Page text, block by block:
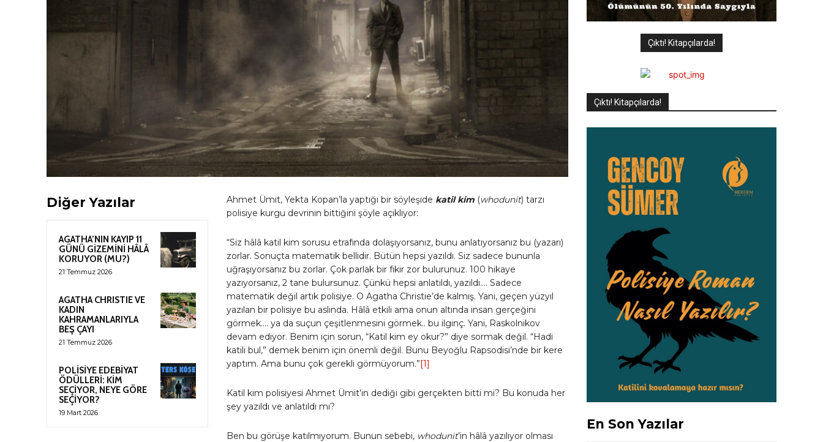
Diğer Yazılar
AGATHA’NIN KAYIP 11
GÜNÜ GİZEMİNİ HÂLÂ
KORUYOR (MU?)
21 Temmuz 2026
AGATHA CHRISTIE VE
KADIN
KAHRAMANLARIYLA
BEŞ ÇAYI
21 Temmuz 2026
POLİSİYE EDEBİYAT
ÖDÜLLERİ: KİM
SEÇİYOR, NEYE GÖRE
SEÇİYOR?
19 Mart 2026
Ahmet Ümit, Yekta Kopan’la yaptığı bir söyleşide katil kim(whodunit) tarzı
polisiye kurgu devrinin bittiğini şöyle açıklıyor:
“Siz hâlâ katil kim sorusu etrafında dolaşıyorsanız, bunu anlatıyorsanız bu (yazarı)
zorlar. Sonuçta matematik bellidir. Bütün hepsi yazıldı. Siz sadece bununla
uğraşıyorsanız bu zorlar. Çok parlak bir fikir zor bulurunuz. 100 hikaye
yazıyorsanız, 2 tane bulursunuz. Çünkü hepsi anlatıldı, yazıldı…. Sadece
matematik değil artık polisiye. O Agatha Christie’de kalmış. Yani, geçen yüzyıl
yazılan bir polisiye bu aslında. Hâlâ etkili ama onun altında insan gerçeğini
görmek…. ya da suçun çeşitlenmesini görmek.. bu ilginç. Yani, Raskolnikov
devam ediyor. Benim için sorun, “Katil kim ey okur?” diye sormak değil. “Hadi
katili bul,” demek benim için önemli değil. Bunu Beyoğlu Rapsodisi’nde bir kere
yaptım. Ama bunu çok gerekli görmüyorum.”[1]
Katil kim polisiyesi Ahmet Ümit’in dediği gibi gerçekten bitti mi? Bu konuda her
şey yazıldı ve anlatıldı mı?
Ben bu görüşe katılmıyorum. Bunun sebebi, whodunit’in hâlâ yazılıyor olması
Çıktı! Kitapçılarda!
Çıktı! Kitapçılarda!
En Son Yazılar